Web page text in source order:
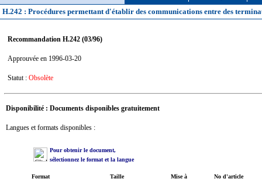
H.242 : Procédures permettant d'établir des communications entre des
Recommandation H.242 (03/96)
Approuvée en 1996-03-20
Statut : Obsolète
Disponibilité : Documents disponibles gratuitement
Langues et formats disponibles :
Pour obtenir le document,
sélectionnez le format et la langue
Format Taille
Mise à
No d'article